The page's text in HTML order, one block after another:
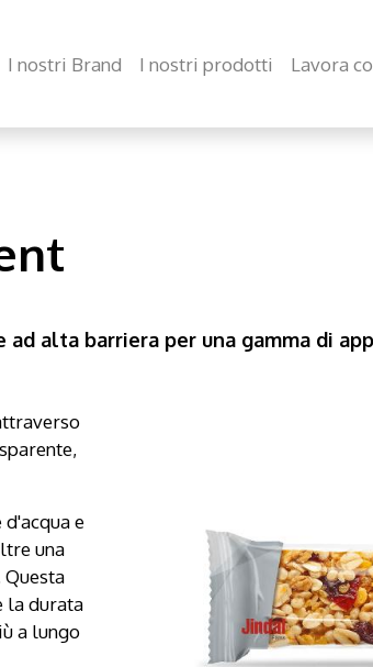
I nostri Brand I nostri prodotti Lavora
alta barriera per una gamma di
e
una
la durata
a lungo